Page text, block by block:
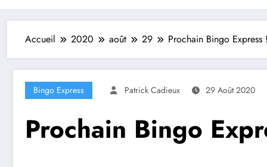
Accueil 2020 août 29 Prochain Bingo Express !
Bingo Express Patrick Cadieux 29 Août 2020
Prochain Bingo